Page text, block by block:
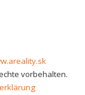
vorbehalten.